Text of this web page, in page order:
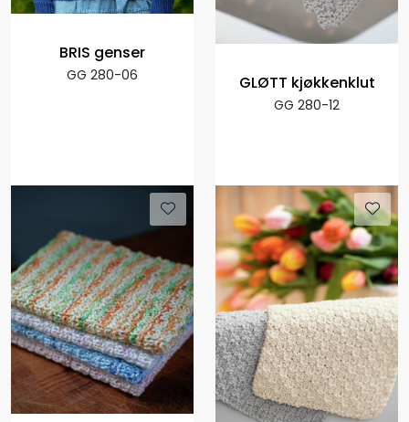
BRIS genser
GG 280-06 GLØTT kjøkkenklut
GG 280-12